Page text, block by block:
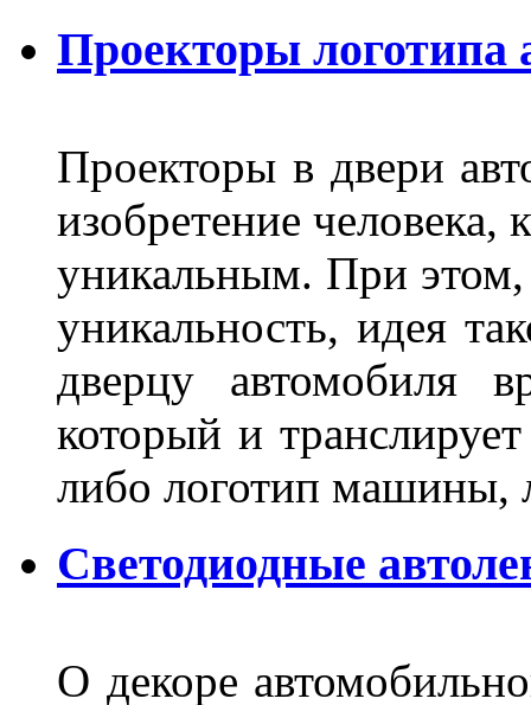
Проекторы логотипа
Проекторы в двери
изобретение человека,
уникальным. При этом,
уникальность, идея
дверцу автомобиля
который и
либо логотип машины,
Светодиодные
О декоре